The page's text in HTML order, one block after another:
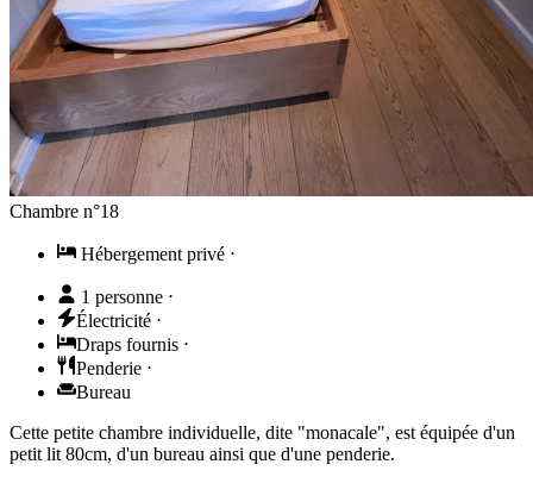
Chambre n°18
Hébergement privé ⋅
1 personne ⋅
Électricité ⋅
Draps fournis ⋅
Penderie ⋅
Bureau
Cette petite chambre individuelle, dite "monacale", est équipée d'un
petit lit 80cm, d'un bureau ainsi que d'une penderie.